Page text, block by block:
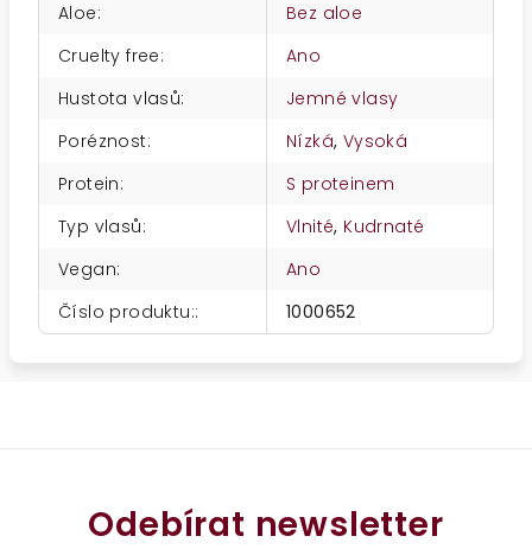
Aloe:
Bez aloe
Cruelty free:
Ano
Hustota vlasů:
Jemné vlasy
Poréznost: Nízká, Vysoká
Protein:
S proteinem
Typ vlasů: Vlnité, Kudrnaté
Vegan:
Ano
Číslo produktu:: 1000652
Odebírat newsletter